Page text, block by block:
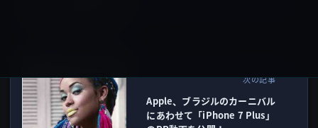
次の記事
Apple、ブラジルのカーニバル
にあわせて「iPhone 7 Plus」